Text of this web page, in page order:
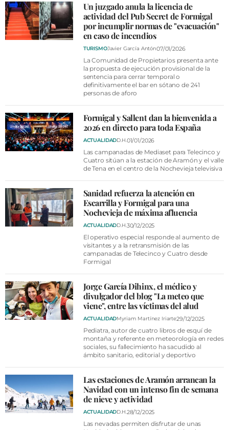
Un juzgado anula la licencia de
actividad del Pub Secret de Formigal
por incumplir normas de "evacuación"
en caso de incendios
TURISMOJavier García Antón07/01/2026
La Comunidad de Propietarios presenta ante
la propuesta de ejecución provisional de la
sentencia para cerrar temporal o
definitivamente el bar en sótano de 241
personas de aforo
Formigal y Sallent dan la bienvenida a
2026 en directo para toda España
ACTUALIDADD.H.01/01/2026
Las campanadas de Mediaset para Telecinco y
Cuatro sitúan a la estación de Aramón y el valle
de Tena en el centro de la Nochevieja televisiva
Sanidad refuerza la atención en
Escarrilla y Formigal para una
Nochevieja de máxima afluencia
ACTUALIDADD.H.30/12/2025
El operativo especial responde al aumento de
visitantes y a la retransmisión de las
campanadas de Telecinco y Cuatro desde
Formigal
Jorge García Dihinx, el médico y
divulgador del blog "La meteo que
viene", entre las víctimas del alud
ACTUALIDADMyriam Martínez Iriarte29/12/2025
Pediatra, autor de cuatro libros de esquí de
montaña y referente en meteorología en redes
sociales, su fallecimiento ha sacudido al
ámbito sanitario, editorial y deportivo
Las estaciones de Aramón arrancan la
Navidad con un intenso fin de semana
de nieve y actividad
ACTUALIDADD.H.28/12/2025
Las nevadas permiten disfrutar de unas